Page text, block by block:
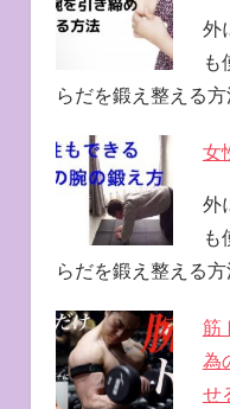
外
も
らだを鍛え整える
女
外
も
らだを鍛え整える
筋
為
せ